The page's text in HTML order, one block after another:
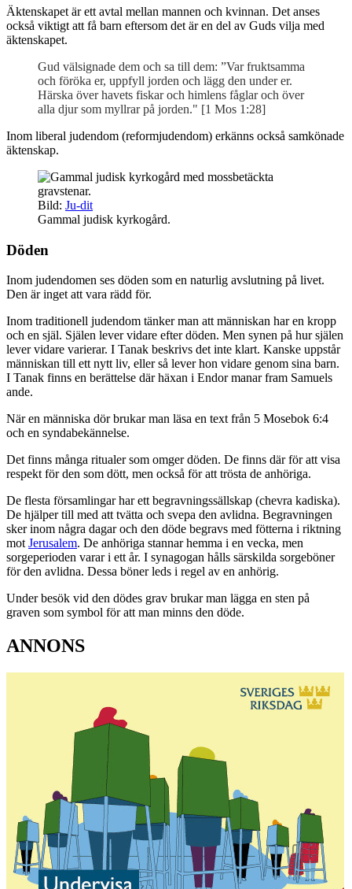
Äktenskapet är ett avtal mellan mannen och kvinnan. Det anses
också viktigt att få barn eftersom det är en del av Guds vilja med
äktenskapet.
Gud välsignade dem och sa till dem: ”Var fruktsamma
och föröka er, uppfyll jorden och lägg den under er.
Härska över havets fiskar och himlens fåglar och över
alla djur som myllrar på jorden." [1 Mos 1:28]
Inom liberal judendom (reformjudendom) erkänns också samkönade
äktenskap.
Bild: Ju-dit
Gammal judisk kyrkogård.
Döden
Inom judendomen ses döden som en naturlig avslutning på livet.
Den är inget att vara rädd för.
Inom traditionell judendom tänker man att människan har en kropp
och en själ. Själen lever vidare efter döden. Men synen på hur själen
lever vidare varierar. I Tanak beskrivs det inte klart. Kanske uppstår
människan till ett nytt liv, eller så lever hon vidare genom sina barn.
I Tanak finns en berättelse där häxan i Endor manar fram Samuels
ande.
När en människa dör brukar man läsa en text från 5 Mosebok 6:4
och en syndabekännelse.
Det finns många ritualer som omger döden. De finns där för att visa
respekt för den som dött, men också för att trösta de anhöriga.
De flesta församlingar har ett begravningssällskap (chevra kadiska).
De hjälper till med att tvätta och svepa den avlidna. Begravningen
sker inom några dagar och den döde begravs med fötterna i riktning
mot Jerusalem. De anhöriga stannar hemma i en vecka, men
sorgeperioden varar i ett år. I synagogan hålls särskilda sorgeböner
för den avlidna. Dessa böner leds i regel av en anhörig.
Under besök vid den dödes grav brukar man lägga en sten på
graven som symbol för att man minns den döde.​
ANNONS